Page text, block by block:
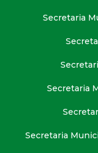
Secretaria
Secretaria
Secretaria